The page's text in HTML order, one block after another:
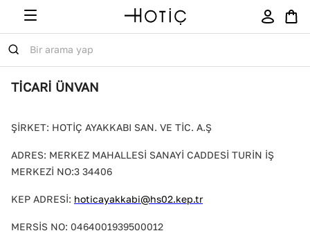
TİCARİ ÜNVAN
ŞİRKET: HOTİÇ AYAKKABI SAN. VE TİC. A.Ş
ADRES: MERKEZ MAHALLESİ SANAYİ CADDESİ TURİN İŞ
MERKEZİ NO:3 34406
KEP ADRESİ: hoticayakkabi@hs02.kep.tr
MERSİS NO: 0464001939500012